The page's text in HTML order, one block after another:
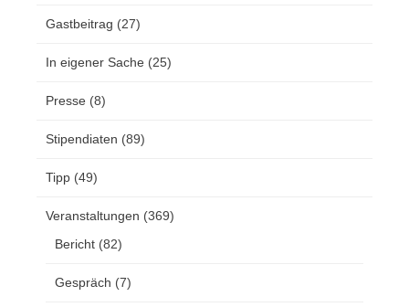
Gastbeitrag (27)
In eigener Sache (25)
Presse (8)
Stipendiaten (89)
Tipp (49)
Veranstaltungen (369)
Bericht (82)
Gespräch (7)